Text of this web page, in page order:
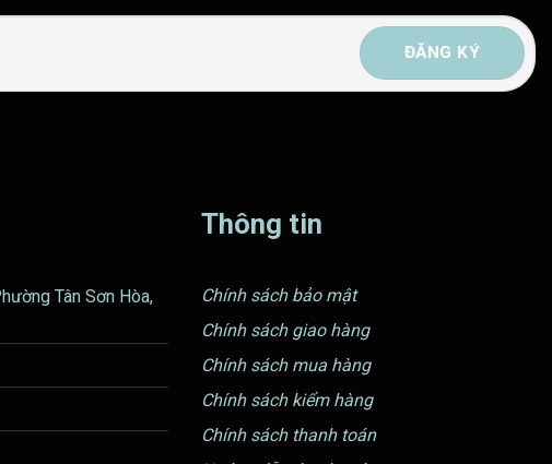
Tân Sơn Hòa,
Thông tin
Chính sách bảo mật
Chính sách giao hàng
Chính sách mua hàng
Chính sách kiểm hàng
Chính sách thanh toán